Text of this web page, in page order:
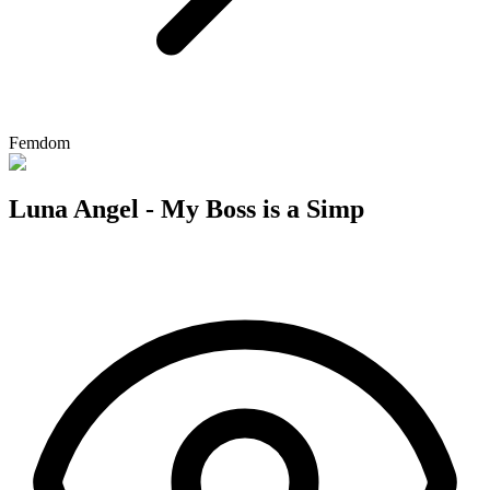
Femdom
Luna Angel - My Boss is a Simp